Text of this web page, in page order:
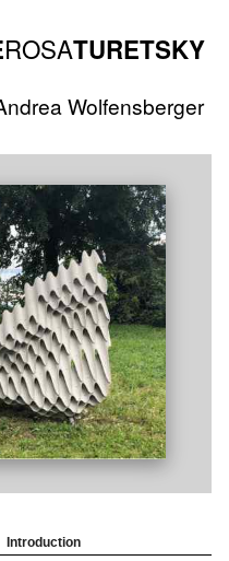
ROSATURETSKY
Wolfensberger
Introduction